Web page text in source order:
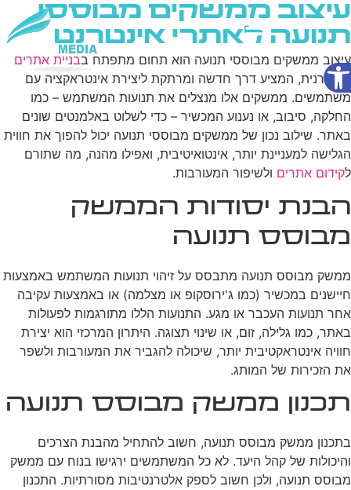
פתח סרגל נגישות
עיצוב ממשקים מבוססי
תנועה לאתרי אינטרנט
עיצוב ממשקים מבוססי תנועה הוא תחום מתפתח בבניית אתרים
המודרנית, המציע דרך חדשה ומרתקת ליצירת אינטראקציה עם
משתמשים. ממשקים אלו מנצלים את תנועות המשתמש – כמו
החלקה, סיבוב, או נענוע המכשיר – כדי לשלוט באלמנטים שונים
באתר. שילוב נכון של ממשקים מבוססי תנועה יכול להפוך את חווית
הגלישה למעניינת יותר, אינטואיטיבית, ואפילו מהנה, מה שתורם
לקידום אתרים ולשיפור המעורבות.
הבנת יסודות הממשק
מבוסס תנועה
ממשק מבוסס תנועה מתבסס על זיהוי תנועות המשתמש באמצעות
חיישנים במכשיר (כמו ג'ירוסקופ או מצלמה) או באמצעות עקיבה
אחר תנועות העכבר או מגע. התנועות הללו מתורגמות לפעולות
באתר, כמו גלילה, זום, או שינוי תצוגה. היתרון המרכזי הוא יצירת
חוויה אינטראקטיבית יותר, שיכולה להגביר את המעורבות ולשפר
את הזכירות של המותג.
תכנון ממשק מבוסס תנועה
בתכנון ממשק מבוסס תנועה, חשוב להתחיל מהבנת הצרכים
והיכולות של קהל היעד. לא כל המשתמשים ירגישו בנוח עם ממשק
מבוסס תנועה, ולכן חשוב לספק אלטרנטיבות מסורתיות. התכנון